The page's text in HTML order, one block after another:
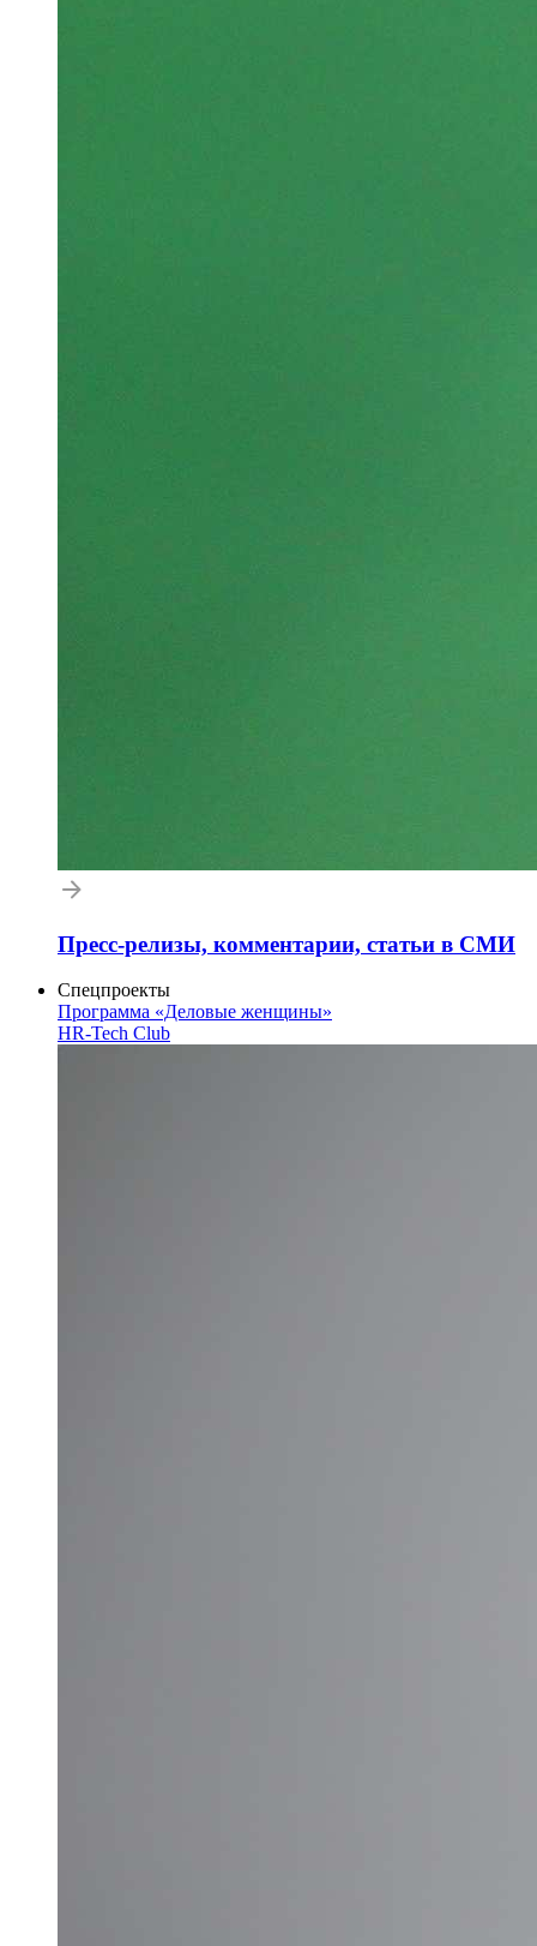
Пресс-релизы, комментарии, статьи в СМИ
Спецпроекты
Программа «Деловые женщины»
HR-Tech Club